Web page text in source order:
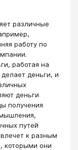
различные
работу по
работая на
деньги, и
деньги
получения
путей
к разным
которыми они